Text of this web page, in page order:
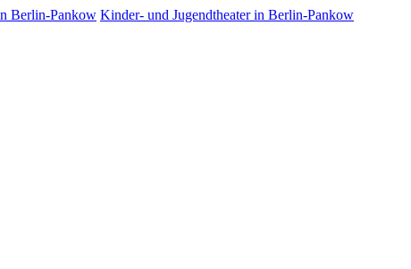
Kinder- und Jugendtheater in Berlin‑Pankow